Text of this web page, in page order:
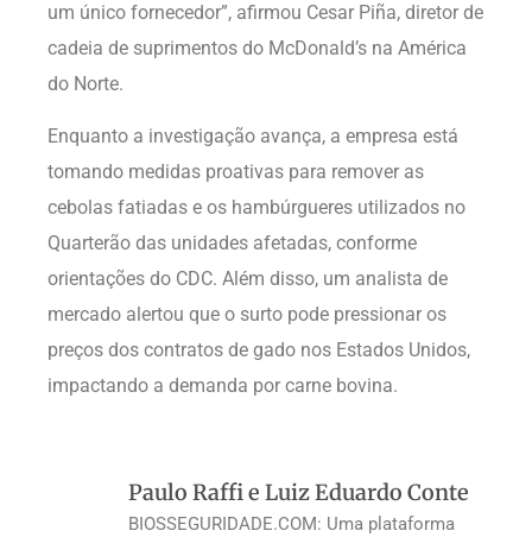
um único fornecedor”, afirmou Cesar Piña, diretor de
cadeia de suprimentos do McDonald’s na América
do Norte.
Enquanto a investigação avança, a empresa está
tomando medidas proativas para remover as
cebolas fatiadas e os hambúrgueres utilizados no
Quarterão das unidades afetadas, conforme
orientações do CDC. Além disso, um analista de
mercado alertou que o surto pode pressionar os
preços dos contratos de gado nos Estados Unidos,
impactando a demanda por carne bovina.
Paulo Raffi e Luiz Eduardo Conte
BIOSSEGURIDADE.COM: Uma plataforma